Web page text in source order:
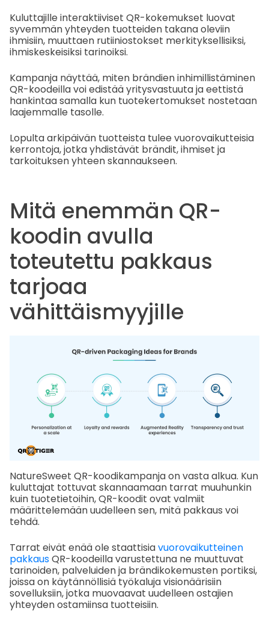
Kuluttajille interaktiiviset QR-kokemukset luovat
syvemmän yhteyden tuotteiden takana oleviin
ihmisiin, muuttaen rutiiniostokset merkityksellisiksi,
ihmiskeskeisiksi tarinoiksi.
Kampanja näyttää, miten brändien inhimillistäminen
QR-koodeilla voi edistää yritysvastuuta ja eettistä
hankintaa samalla kun tuotekertomukset nostetaan
laajemmalle tasolle.
Lopulta arkipäivän tuotteista tulee vuorovaikutteisia
kerrontoja, jotka yhdistävät brändit, ihmiset ja
tarkoituksen yhteen skannaukseen.
Mitä enemmän QR-
koodin avulla
toteutettu pakkaus
tarjoaa
vähittäismyyjille
NatureSweet QR-koodikampanja on vasta alkua. Kun
kuluttajat tottuvat skannaamaan tarrat muuhunkin
kuin tuotetietoihin, QR-koodit ovat valmiit
määrittelemään uudelleen sen, mitä pakkaus voi
tehdä.
Tarrat eivät enää ole staattisiavuorovaikutteinen
pakkausQR-koodeilla varustettuna ne muuttuvat
tarinoiden, palveluiden ja brändikokemusten portiksi,
joissa on käytännöllisiä työkaluja visionäärisiin
sovelluksiin, jotka muovaavat uudelleen ostajien
yhteyden ostamiinsa tuotteisiin.